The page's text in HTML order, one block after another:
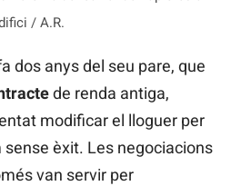
/ A.R.
dos anys del seu pare, que
de renda antiga,
modificar el lloguer per
sense èxit. Les negociacions
van servir per